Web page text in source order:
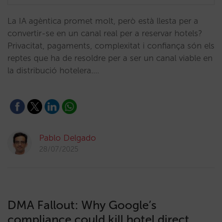
La IA agèntica promet molt, però està llesta per a
convertir-se en un canal real per a reservar hotels?
Privacitat, pagaments, complexitat i confiança són els
reptes que ha de resoldre per a ser un canal viable en
la distribució hotelera.…
Pablo Delgado
28/07/2025
DMA Fallout: Why Google’s